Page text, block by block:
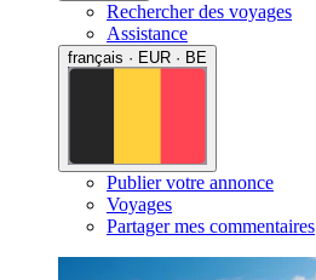
Rechercher des voyages
Assistance
français · EUR · BE
Publier votre annonce
Voyages
Partager mes commentaires